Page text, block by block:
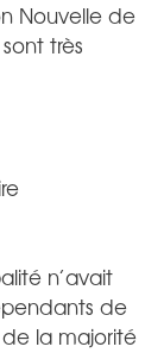
Nouvelle de
très
n’avait
de
la majorité